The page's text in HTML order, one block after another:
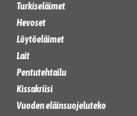
Turkiseläimet
Hevoset
Löytöeläimet
Lait
Pentutehtailu
Kissakriisi
Vuoden eläinsuojeluteko